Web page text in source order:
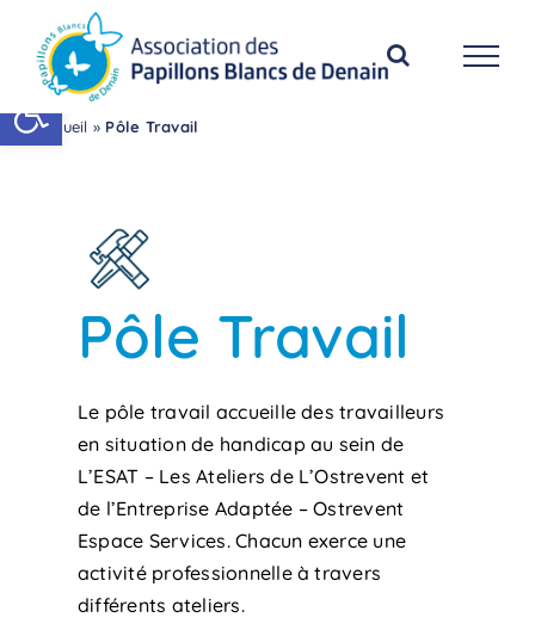
Ouvrir la barre d’outils
contenu
Accueil » Pôle Travail
Pôle Travail
Le pôle travail accueille des travailleurs
en situation de handicap au sein de
L’ESAT – Les Ateliers de L’Ostrevent et
de l’Entreprise Adaptée – Ostrevent
Espace Services. Chacun exerce une
activité professionnelle à travers
différents ateliers.